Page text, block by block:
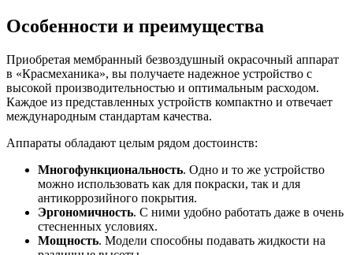
Особенности и преимущества
Приобретая мембранный безвоздушный окрасочный аппарат
в «Красмеханика», вы получаете надежное устройство с
высокой производительностью и оптимальным расходом.
Каждое из представленных устройств компактно и отвечает
международным стандартам качества.
Аппараты обладают целым рядом достоинств:
Многофункциональность. Одно и то же устройство
можно использовать как для покраски, так и для
антикоррозийного покрытия.
Эргономичность. С ними удобно работать даже в очень
стесненных условиях.
Мощность. Модели способны подавать жидкости на